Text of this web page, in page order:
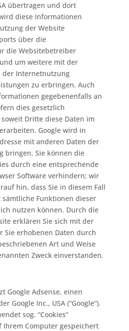
übertragen und dort
diese Informationen
der Website
über die
die Websitebetreiber
um weitere mit der
der Internetnutzung
zu erbringen. Auch
gegebenenfalls an
dies gesetzlich
Dritte diese Daten im
Google wird in
mit anderen Daten der
bringen. Sie können die
durch eine entsprechende
Software verhindern; wir
hin, dass Sie in diesem Fall
Funktionen dieser
nutzen können. Durch die
erklären Sie sich mit der
Sie erhobenen Daten durch
Art und Weise
Zweck einverstanden.
Google Adsense, einen
Google Inc., USA (“Google“).
sog. “Cookies“
Ihrem Computer gespeichert